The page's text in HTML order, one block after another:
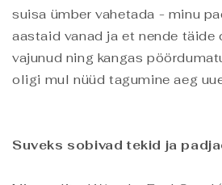
suisa ümber vahetada - minu
aastaid vanad ja et nende täide
vajunud ning kangas
oligi mul nüüd tagumine aeg
Suveks sobivad tekid ja